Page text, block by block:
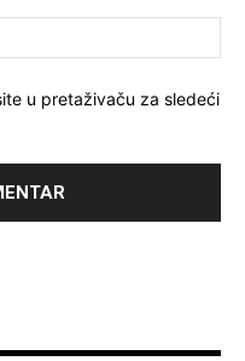
u pretaživaču za sledeći